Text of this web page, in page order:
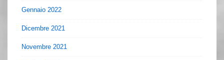
Gennaio 2022
Dicembre 2021
Novembre 2021